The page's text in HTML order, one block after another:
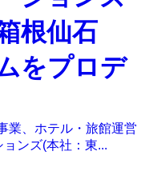
根仙石
をプロデ
業、ホテル・旅館運営
ンズ(本社：東...